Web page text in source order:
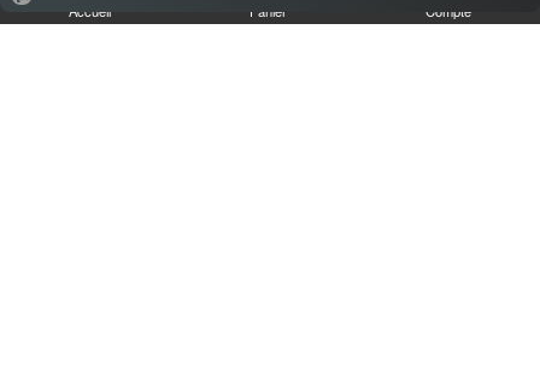
Accueil Panier Compte